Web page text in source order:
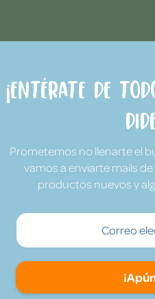
¡Entérate de
Prometemos no llenarte el
vamos a enviarte mails
productos nuevos y